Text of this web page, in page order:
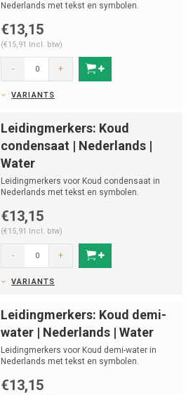
Nederlands met tekst en symbolen.
€13,15
(€15,91 Incl. btw)
- +
VARIANTS
Leidingmerkers: Koud
condensaat | Nederlands |
Water
Leidingmerkers voor Koud condensaat in
Nederlands met tekst en symbolen.
€13,15
(€15,91 Incl. btw)
- +
VARIANTS
Leidingmerkers: Koud demi-
water | Nederlands | Water
Leidingmerkers voor Koud demi-water in
Nederlands met tekst en symbolen.
€13,15